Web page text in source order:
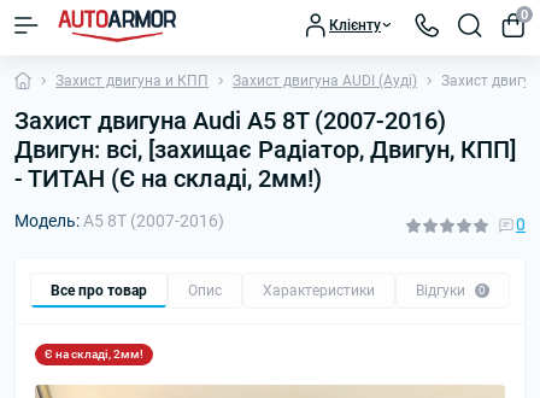
Клієнту
0
Захист двигуна и КПП Захист двигуна AUDI (Ауді) Захист
Захист двигуна Audi A5 8T (2007-2016)
Двигун: всі, [захищає Радіатор, Двигун, КПП]
- ТИТАН (Є на складі, 2мм!)
Модель: A5 8T (2007-2016) 0
Все про товар Опис Характеристики Відгуки 0
Є на складі, 2мм!